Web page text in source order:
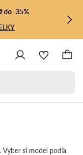
do -35%
Vyber si model podľa